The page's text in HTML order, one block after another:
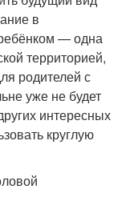
в
— одна
территорией,
родителей с
уже не будет
интересных
круглую